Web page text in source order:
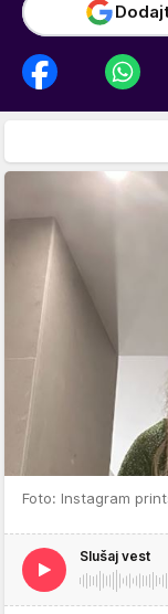
Foto: Instagram
Slušaj vest